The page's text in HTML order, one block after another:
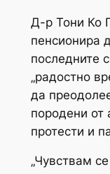
Д-р Тони Ко
пенсионира
последните
„радостно
да
породени от
протести и
„Чувствам